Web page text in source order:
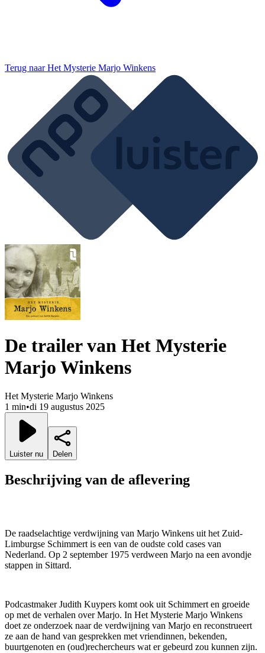
Terug naarHet Mysterie Marjo Winkens
De trailer van Het Mysterie
Marjo Winkens
Het Mysterie Marjo Winkens
1 min•di 19 augustus 2025
Luister nu Delen
Beschrijving van de aflevering
De raadselachtige verdwijning van Marjo Winkens uit het Zuid-
Limburgse Schimmert is een van de oudste cold cases van
Nederland. Op 2 september 1975 verdween Marjo na een avondje
stappen in Sittard.
Podcastmaker Judith Kuypers komt ook uit Schimmert en groeide
op met de verhalen over Marjo. In Het Mysterie Marjo Winkens
doet ze onderzoek naar de verdwijning van Marjo en reconstrueert
ze aan de hand van gesprekken met vriendinnen, bekenden,
buurtgenoten en (oud)rechercheurs wat er gebeurd zou kunnen zijn.